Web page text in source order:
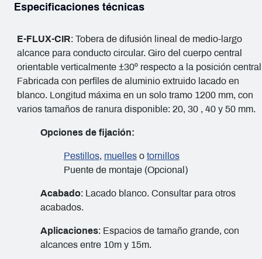
Especificaciones técnicas
E-FLUX-CIR: Tobera de difusión lineal de medio-largo
alcance para conducto circular. Giro del cuerpo central
orientable verticalmente ±30º respecto a la posición
Fabricada con perfiles de aluminio extruido lacado en
blanco. Longitud máxima en un solo tramo 1200 mm, con
varios tamaños de ranura disponible: 20, 30 , 40 y 50 mm.
Opciones de fijación:
Pestillos, muelleso tornillos
Puente de montaje (Opcional)
Acabado: Lacado blanco. Consultar para otros
acabados.
Aplicaciones: Espacios de tamaño grande, con
alcances entre 10m y 15m.